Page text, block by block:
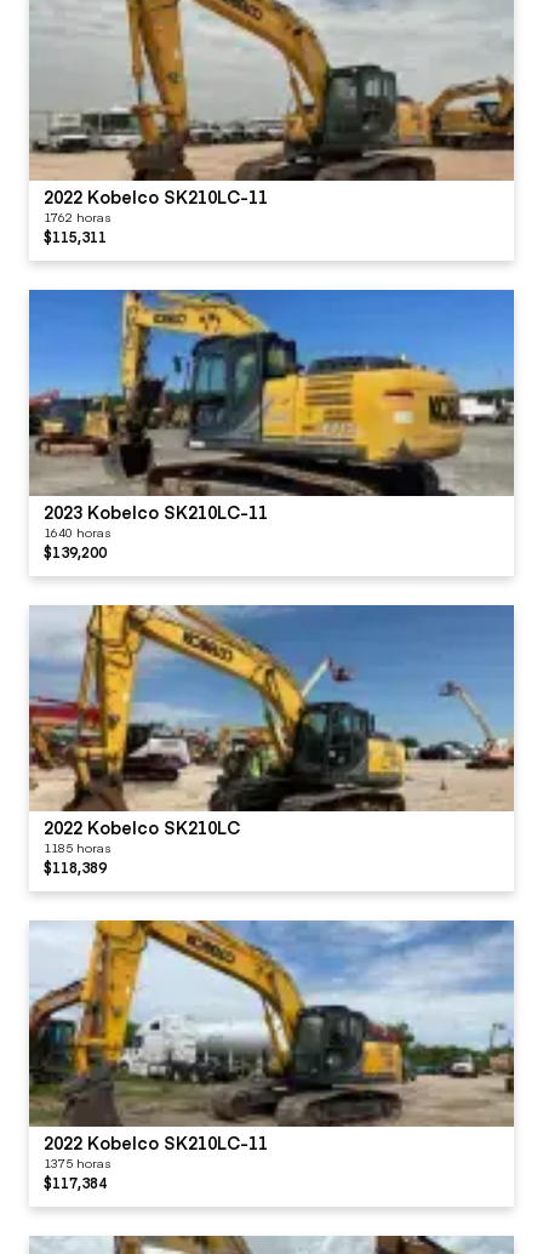
2022 Kobelco SK210LC-11
1762 horas
$115,311
2023 Kobelco SK210LC-11
1640 horas
$139,200
2022 Kobelco SK210LC
1185 horas
$118,389
2022 Kobelco SK210LC-11
1375 horas
$117,384